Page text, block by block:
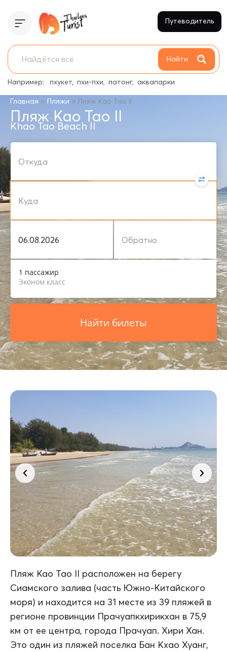
Найти
Например: пхукет пхи-пхи патонг аквапарки
Путеводитель
Главная > Пляжи > Пляж Као Тао II
Пляж Као Тао II
Khao Tao Beach II
1 пассажир
Эконом класс
Найти билеты
Пляж Као Тао II расположен на берегу
Сиамского залива (часть Южно-Китайского
моря) и находится на 31 месте из 39 пляжей в
регионе провинции Прачуапкхирикхан в 75,9
км от ее центра, города Прачуап. Хири Хан.
Это один из пляжей поселка Бан Кхао Хуанг,